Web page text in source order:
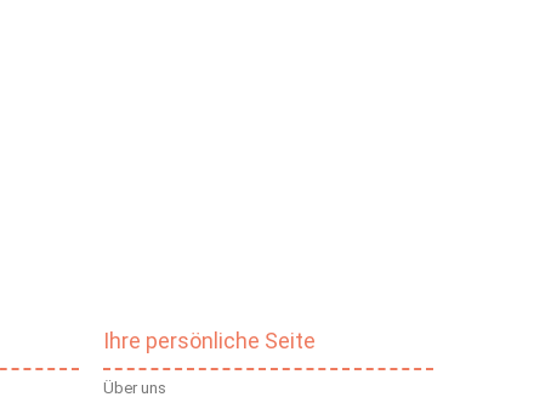
Ihre persönliche Seite
Über uns